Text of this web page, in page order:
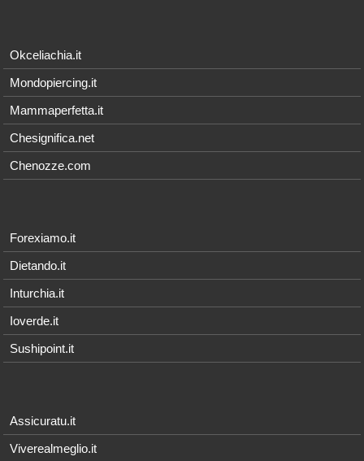
Okceliachia.it
Mondopiercing.it
Mammaperfetta.it
Chesignifica.net
Chenozze.com
Forexiamo.it
Dietando.it
Inturchia.it
Ioverde.it
Sushipoint.it
Assicuratu.it
Viverealmeglio.it